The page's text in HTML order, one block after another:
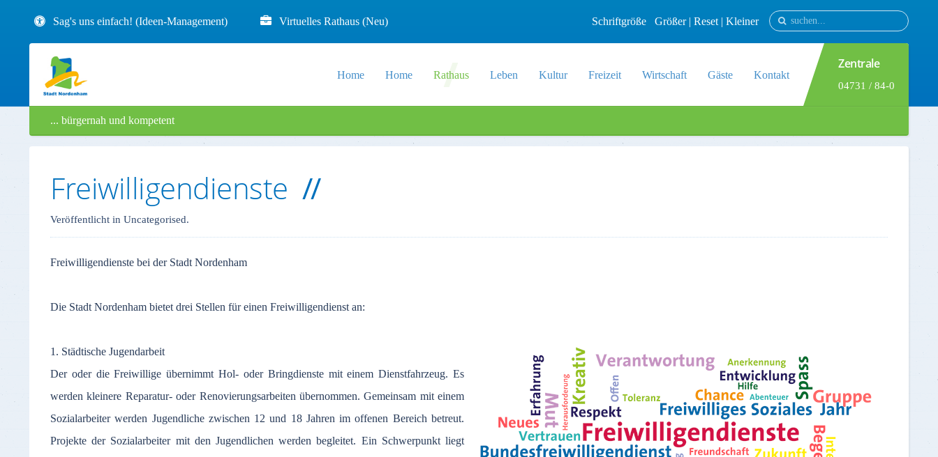
Sag's uns einfach! (Ideen-Management) Virtuelles Rathaus (Neu) Schriftgröße Größer| Reset | Kleiner
Home Home Rathaus Leben Kultur Freizeit Wirtschaft Gäste Kontakt
Zentrale
04731 / 84-0
... bürgernah und kompetent
Freiwilligendienste
Veröffentlicht in Uncategorised.
Freiwilligendienste bei der Stadt Nordenham
Die Stadt Nordenham bietet drei Stellen für einen Freiwilligendienst an:
1. Städtische Jugendarbeit
Der oder die Freiwillige übernimmt Hol- oder Bringdienste mit einem Dienstfahrzeug. Es
werden kleinere Reparatur- oder Renovierungsarbeiten übernommen. Gemeinsam mit einem
Sozialarbeiter werden Jugendliche zwischen 12 und 18 Jahren im offenen Bereich betreut.
Projekte der Sozialarbeiter mit den Jugendlichen werden begleitet. Ein Schwerpunkt liegt